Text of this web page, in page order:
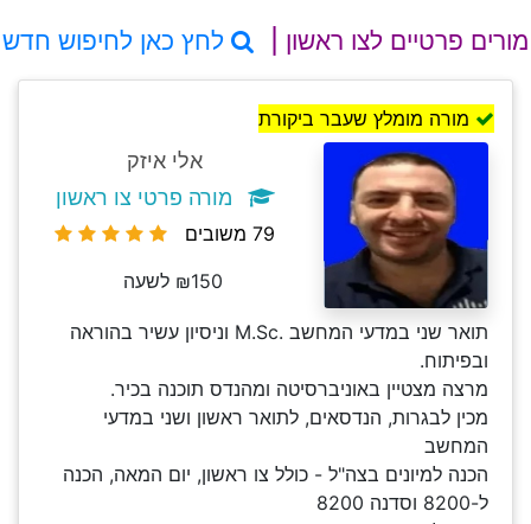
מורים פרטיים לצו ראשון | לחץ כאן לחיפוש חדש
מורה מומלץ שעבר ביקורת
אלי איזק
מורה פרטי צו ראשון
79 משובים
₪150 לשעה
תואר שני במדעי המחשב .M.Sc וניסיון עשיר בהוראה
ובפיתוח.
מרצה מצטיין באוניברסיטה ומהנדס תוכנה בכיר.
מכין לבגרות, הנדסאים, לתואר ראשון ושני במדעי
המחשב
הכנה למיונים בצה"ל - כולל צו ראשון, יום המאה, הכנה
ל-8200 וסדנה 8200